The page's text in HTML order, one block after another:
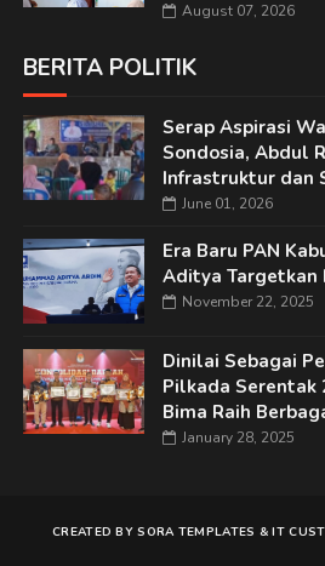
August 07, 2026
BERITA POLITIK
Serap Aspirasi
Sondosia, Abdul
Infrastruktur dan
June 01, 2026
Era Baru PAN
Aditya Targetkan
November 22, 2025
Dinilai Sebagai
Pilkada Serentak
Bima Raih
January 28, 2025
CREATED BYSORA TEMPLATES &IT